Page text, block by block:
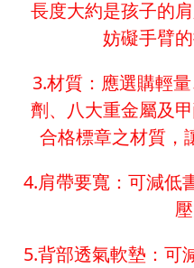
長度大約是孩子的
妨礙手臂的
3.材質：應選購輕
劑、八大重金屬及
合格標章之材質，
4.肩帶要寬：可減低
5.背部透氣軟墊：可